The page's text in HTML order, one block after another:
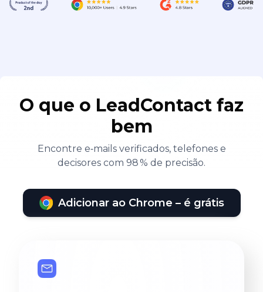
O que o LeadContact faz
bem
Encontre e‑mails verificados, telefones e
decisores com 98 % de precisão.
Adicionar ao Chrome – é grátis